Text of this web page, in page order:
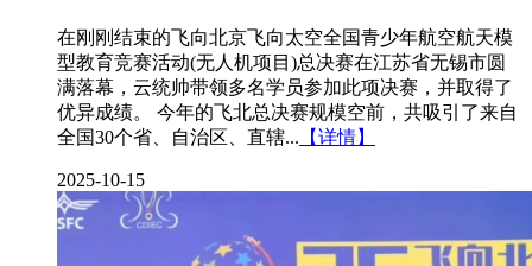
在刚刚结束的飞向北京飞向太空全国青少年航空航天模
型教育竞赛活动(无人机项目)总决赛在江苏省无锡市圆
满落幕，云统帅带领多名学员参加此项决赛，并取得了
优异成绩。 今年的飞北总决赛规模空前，共吸引了来自
全国30个省、自治区、直辖... 【详情】
2025-10-15